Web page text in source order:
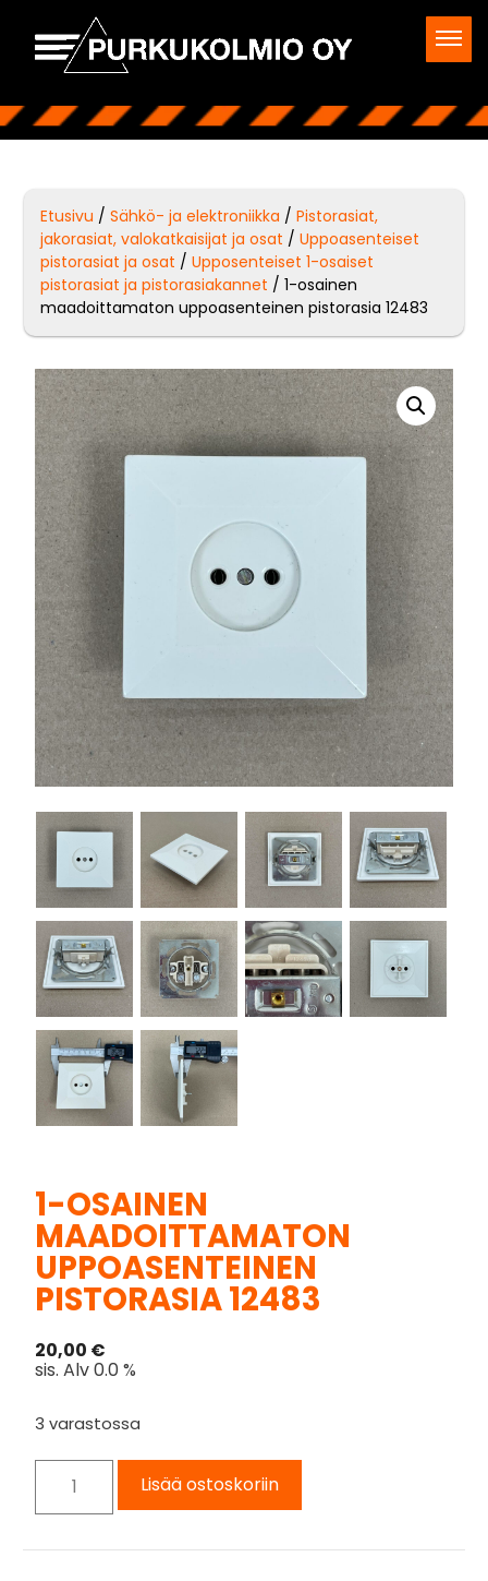
Etusivu /Sähkö- ja elektroniikka /Pistorasiat,
jakorasiat, valokatkaisijat ja osat /Uppoasenteiset
pistorasiat ja osat /Upposenteiset 1-osaiset
pistorasiat ja pistorasiakannet / 1-osainen
maadoittamaton uppoasenteinen pistorasia 12483
1-OSAINEN
MAADOITTAMATON
UPPOASENTEINEN
PISTORASIA 12483
20,00 €
sis. Alv 0.0 %
3 varastossa
Lisää ostoskoriin